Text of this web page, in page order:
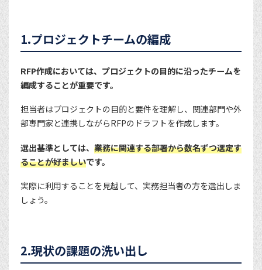
1.プロジェクトチームの編成
RFP作成においては、プロジェクトの目的に沿ったチームを
編成することが重要です。
担当者はプロジェクトの目的と要件を理解し、関連部門や外
部専門家と連携しながらRFPのドラフトを作成します。
選出基準としては、 業務に関連する部署から数名ずつ選定す
ることが好ましいです。
実際に利用することを見越して、実務担当者の方を選出しま
しょう。
2.現状の課題の洗い出し